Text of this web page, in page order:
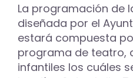
La programación de
diseñada por el
estará compuesta
programa de teatro,
infantiles los cuáles